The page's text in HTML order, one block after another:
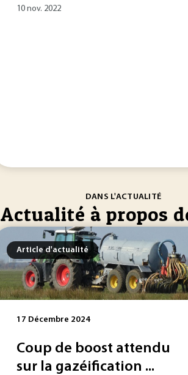
10 nov. 2022
DANS L'ACTUALITÉ
Actualité à propos
Article d'actualité
17 Décembre 2024
Coup de boost attendu
sur la gazéification ...